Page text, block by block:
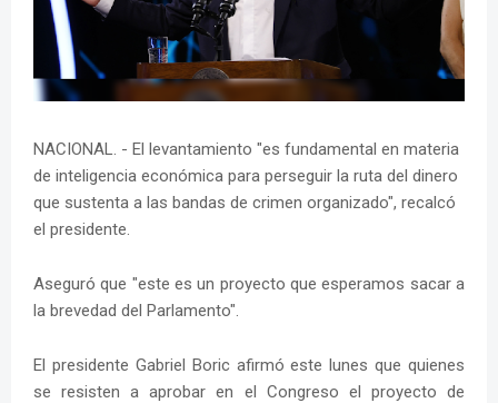
NACIONAL. - El levantamiento "es fundamental en materia
de inteligencia económica para perseguir la ruta del dinero
que sustenta a las bandas de crimen organizado", recalcó
el presidente.
Aseguró que "este es un proyecto que esperamos sacar a
la brevedad del Parlamento".
El presidente Gabriel Boric afirmó este lunes que quienes
se resisten a aprobar en el Congreso el proyecto de